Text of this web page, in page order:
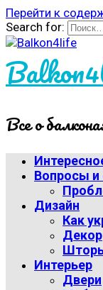
Перейти к
Search for:
Все о
Вопросы и
Дизайн
Как
Декор
Интерьер
Двери